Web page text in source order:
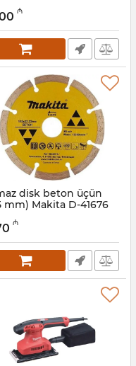
004001128
₼
disk beton üçün
mm) Makita D-41676
004001126
₼